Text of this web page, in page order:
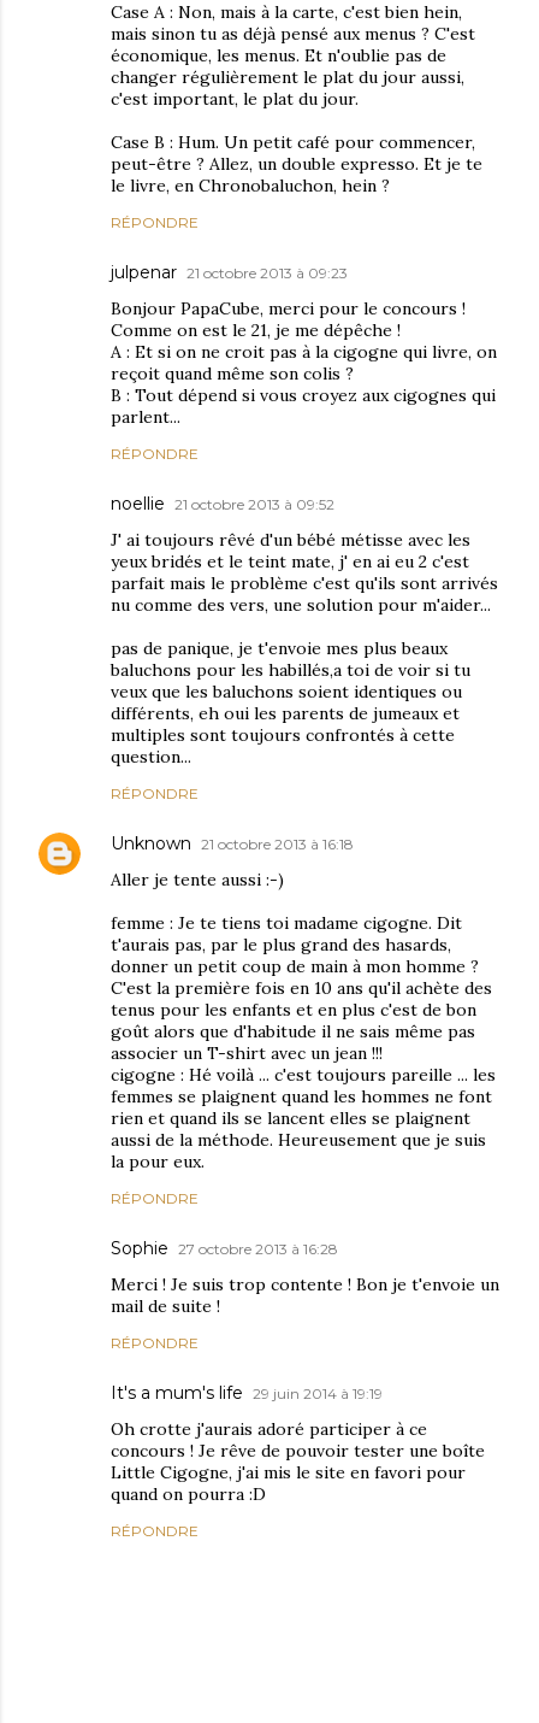
Case A : Non, mais à la carte, c'est bien hein,
mais sinon tu as déjà pensé aux menus ? C'est
économique, les menus. Et n'oublie pas de
changer régulièrement le plat du jour aussi,
c'est important, le plat du jour.
Case B : Hum. Un petit café pour commencer,
peut-être ? Allez, un double expresso. Et je te
le livre, en Chronobaluchon, hein ?
RÉPONDRE
julpenar 21 octobre 2013 à 09:23
Bonjour PapaCube, merci pour le concours !
Comme on est le 21, je me dépêche !
A : Et si on ne croit pas à la cigogne qui livre, on
reçoit quand même son colis ?
B : Tout dépend si vous croyez aux cigognes qui
parlent...
RÉPONDRE
noellie 21 octobre 2013 à 09:52
J' ai toujours rêvé d'un bébé métisse avec les
yeux bridés et le teint mate, j' en ai eu 2 c'est
parfait mais le problème c'est qu'ils sont arrivés
nu comme des vers, une solution pour m'aider...
pas de panique, je t'envoie mes plus beaux
baluchons pour les habillés,a toi de voir si tu
veux que les baluchons soient identiques ou
différents, eh oui les parents de jumeaux et
multiples sont toujours confrontés à cette
question...
RÉPONDRE
Unknown 21 octobre 2013 à 16:18
Aller je tente aussi :-)
femme : Je te tiens toi madame cigogne. Dit
t'aurais pas, par le plus grand des hasards,
donner un petit coup de main à mon homme ?
C'est la première fois en 10 ans qu'il achète des
tenus pour les enfants et en plus c'est de bon
goût alors que d'habitude il ne sais même pas
associer un T-shirt avec un jean !!!
cigogne : Hé voilà ... c'est toujours pareille ... les
femmes se plaignent quand les hommes ne font
rien et quand ils se lancent elles se plaignent
aussi de la méthode. Heureusement que je suis
la pour eux.
RÉPONDRE
Sophie 27 octobre 2013 à 16:28
Merci ! Je suis trop contente ! Bon je t'envoie un
mail de suite !
RÉPONDRE
It's a mum's life 29 juin 2014 à 19:19
Oh crotte j'aurais adoré participer à ce
concours ! Je rêve de pouvoir tester une boîte
Little Cigogne, j'ai mis le site en favori pour
quand on pourra :D
RÉPONDRE